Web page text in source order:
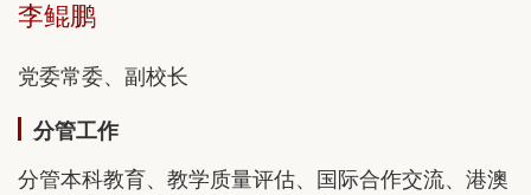
李鲲鹏
党委常委、副校长
分管工作
分管本科教育、教学质量评估、国际合作交流、港澳